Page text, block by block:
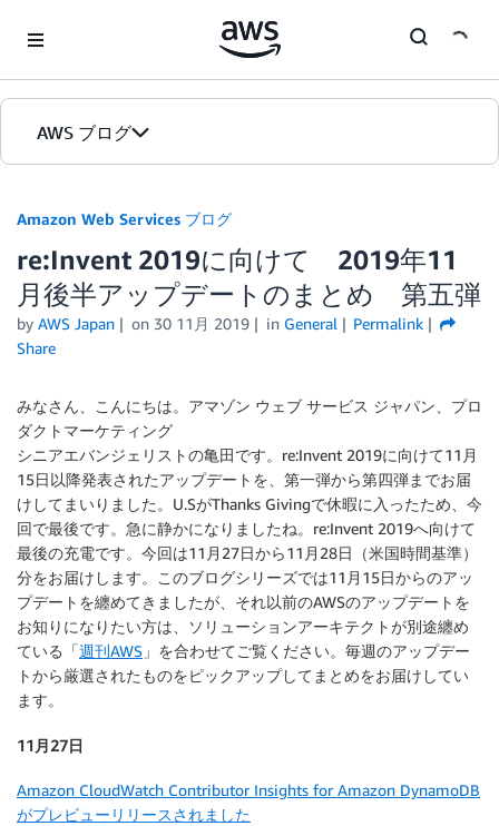
AWS ブログ
カテゴリ
エディション
Amazon Web Services ブログ
re:Invent 2019に向けて 2019年11
月後半アップデートのまとめ 第五弾
by AWS Japan on 30 11月 2019 in General
Permalink
Share
みなさん、こんにちは。アマゾン ウェブ サービス ジャパン、プロ
ダクトマーケティング
シニアエバンジェリストの亀田です。re:Invent 2019に向けて11月
15日以降発表されたアップデートを、第一弾から第四弾までお届
けしてまいりました。U.SがThanks Givingで休暇に入ったため、今
回で最後です。急に静かになりましたね。re:Invent 2019へ向けて
最後の充電です。今回は11月27日から11月28日（米国時間基準）
分をお届けします。このブログシリーズでは11月15日からのアッ
プデートを纏めてきましたが、それ以前のAWSのアップデートを
お知りになりたい方は、ソリューションアーキテクトが別途纏め
ている「週刊AWS 」を合わせてご覧ください。毎週のアップデー
トから厳選されたものをピックアップしてまとめをお届けしてい
ます。
11月27日
Amazon CloudWatch Contributor Insights for Amazon DynamoDB
がプレビューリリースされました